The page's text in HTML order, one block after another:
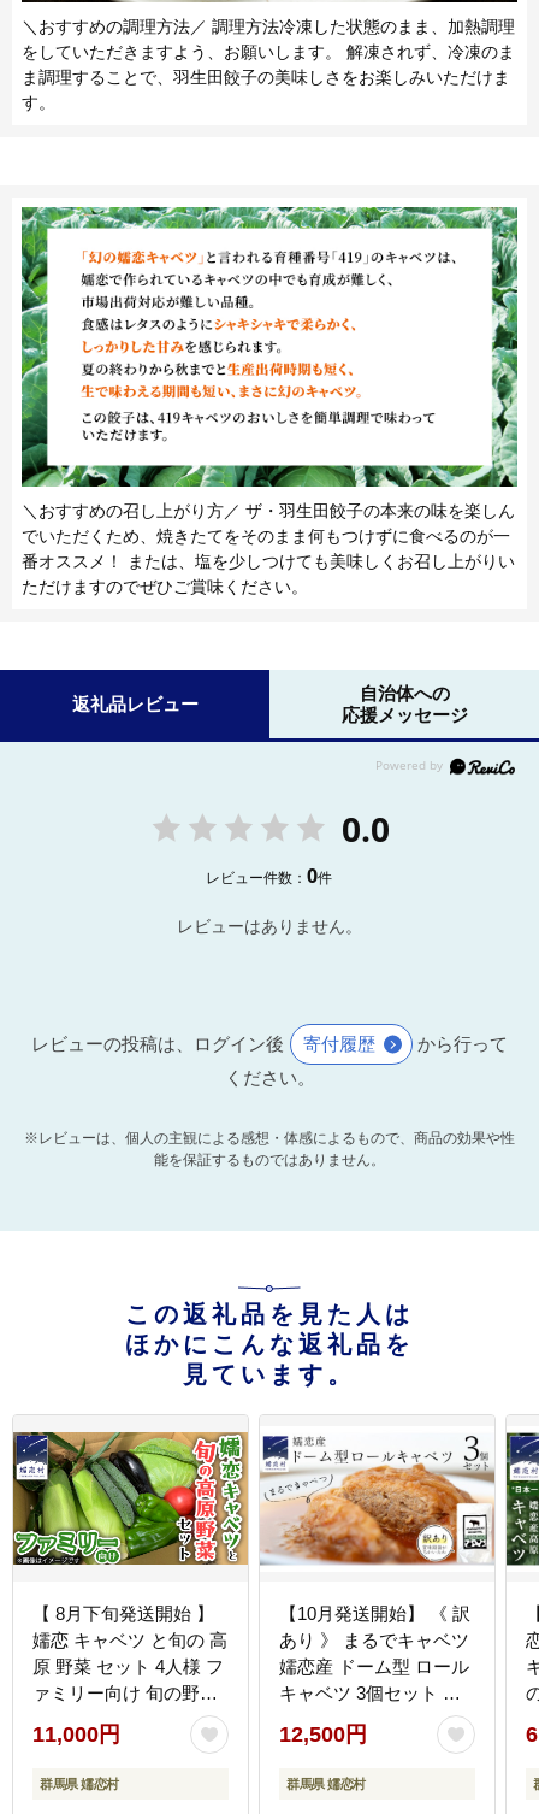
＼おすすめの調理方法／ 調理方法冷凍した状態のまま、加熱調理
をしていただきますよう、お願いします。 解凍されず、冷凍のま
ま調理することで、羽生田餃子の美味しさをお楽しみいただけま
す。
＼おすすめの召し上がり方／ ザ・羽生田餃子の本来の味を楽しん
でいただくため、焼きたてをそのまま何もつけずに食べるのが一
番オススメ！ または、塩を少しつけても美味しくお召し上がりい
ただけますのでぜひご賞味ください。
返礼品レビュー
自治体への
応援メッセージ
0.0
レビュー件数：0件
レビューはありません。
レビューの投稿は、ログイン後 寄付履歴
から行って
ください。
※レビューは、個人の主観による感想・体感によるもので、商品の効果や性
能を保証するものではありません。
この返礼品を見た人は
ほかにこんな返礼品を
見ています。
【 8月下旬発送開始 】
嬬恋 キャベツ と旬の 高
原 野菜 セット 4人様 フ
ァミリー向け 旬の野菜
先行予約 きゃべつ 群馬
419 嬬恋キャベツ 産地
直送 詰め合わせ アソー
11,000円
群馬県 嬬恋村
【10月発送開始】 《 訳
あり 》 まるでキャベツ
嬬恋産 ドーム型 ロール
キャベツ 3個セット 訳
あり商品 フードロス レ
トルト レンチン レンジ
食べ比べ おかず 温める
12,500円
群馬県 嬬恋村